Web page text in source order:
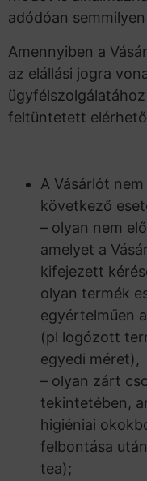
adódóan
Amennyiben a
az elállási jogra
feltüntetett
A Vásárlót
következő
– olyan nem
amelyet a
kifejezett
olyan termék
egyértelműen
(pl logózott
egyedi méret),
– olyan zárt
tekintetében,
higiéniai
felbontása
tea);